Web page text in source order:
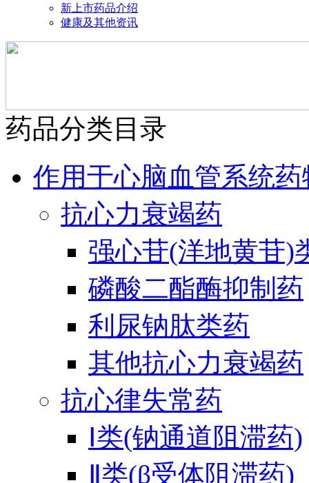
新上市药品介绍
健康及其他资讯
药品分类目录
作用于心脑血管系统药
抗心力衰竭药
强心苷(洋地黄苷)
磷酸二酯酶抑制药
利尿钠肽类药
其他抗心力衰竭药
抗心律失常药
Ⅰ类(钠通道阻滞药)
Ⅱ类(β受体阻滞药)